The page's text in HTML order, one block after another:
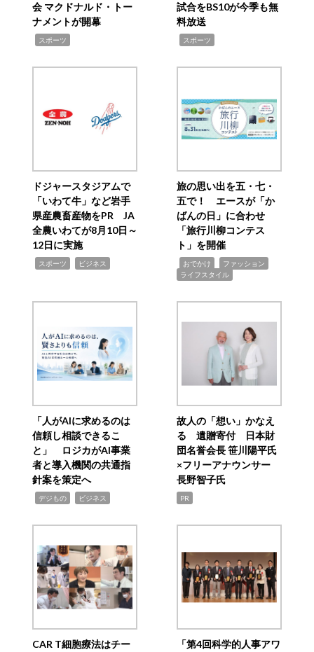
会 マクドナルド・トー
ナメントが開幕
スポーツ
試合をBS10が今季も無
料放送
スポーツ
ドジャースタジアムで
「いわて牛」など岩手
県産農畜産物をPR JA
全農いわてが8月10日～
12日に実施
スポーツ ビジネス
旅の思い出を五・七・
五で！ エースが「か
ばんの日」に合わせ
「旅行川柳コンテス
ト」を開催
おでかけ ファッション
ライフスタイル
「人がAIに求めるのは
信頼し相談できるこ
と」 ロジカがAI事業
者と導入機関の共通指
針案を策定へ
デジもの ビジネス
故人の「想い」かなえ
る 遺贈寄付 日本財
団名誉会長 笹川陽平氏
×フリーアナウンサー
長野智子氏
PR
CAR T細胞療法はチー
「第4回科学的人事アワ